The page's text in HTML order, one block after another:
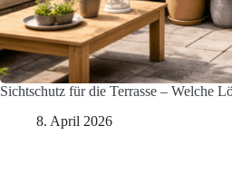
Sichtschutz für die Terrasse – Welche
8. April 2026